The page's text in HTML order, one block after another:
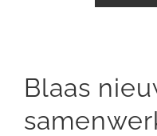
Blaas